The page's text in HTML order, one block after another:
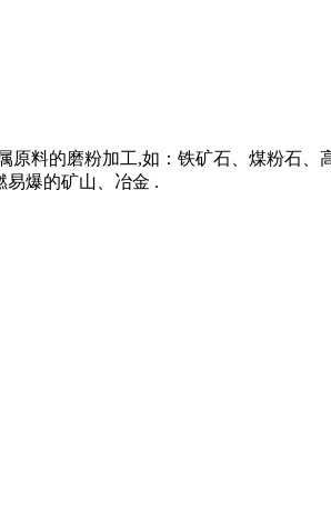
料的磨粉加工,如：铁矿石、煤粉石
易爆的矿山、冶金 .